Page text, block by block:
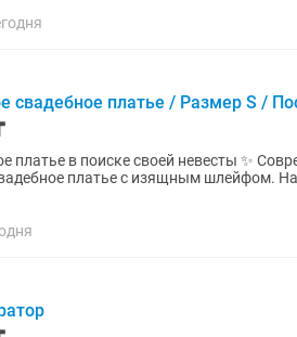
свадебное платье / Размер S /
поиске своей невесты ✨ Современное, элегантное и невероятно
платье с изящным шлейфом.